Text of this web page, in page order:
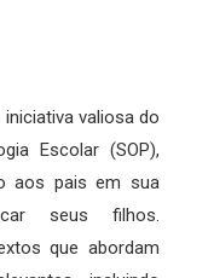
iniciativa valiosa do
Escolar (SOP),
aos pais em sua
seus filhos.
que abordam